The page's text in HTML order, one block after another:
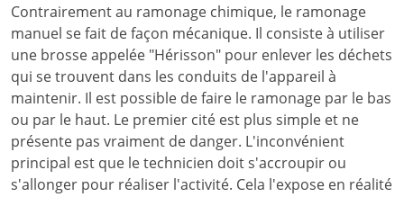
Contrairement au ramonage chimique, le ramonage
manuel se fait de façon mécanique. Il consiste à utiliser
une brosse appelée "Hérisson" pour enlever les déchets
qui se trouvent dans les conduits de l'appareil à
maintenir. Il est possible de faire le ramonage par le bas
ou par le haut. Le premier cité est plus simple et ne
présente pas vraiment de danger. L'inconvénient
principal est que le technicien doit s'accroupir ou
s'allonger pour réaliser l'activité. Cela l'expose en réalité